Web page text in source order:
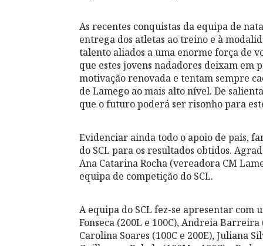
As recentes conquistas da equipa de
entrega dos atletas ao treino e à
talento aliados a uma enorme força de
que estes jovens nadadores deixam em
motivação renovada e tentam sempre
de Lamego ao mais alto nível. De
que o futuro poderá ser risonho para
Evidenciar ainda todo o apoio de pais,
do SCL para os resultados obtidos.
Ana Catarina Rocha (vereadora CM
equipa de competição do SCL.
A equipa do SCL fez-se apresentar com
Fonseca (200L e 100C), Andreia
Carolina Soares (100C e 200E), Juliana